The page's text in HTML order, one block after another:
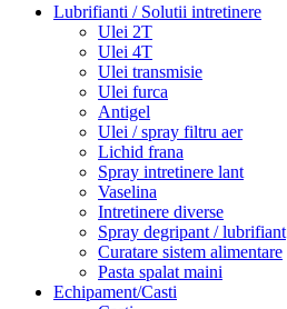
Lubrifianti / Solutii intretinere
Ulei 2T
Ulei 4T
Ulei transmisie
Ulei furca
Antigel
Ulei / spray filtru aer
Lichid frana
Spray intretinere lant
Vaselina
Intretinere diverse
Spray degripant / lubrifiant
Curatare sistem alimentare
Pasta spalat maini
Echipament/Casti